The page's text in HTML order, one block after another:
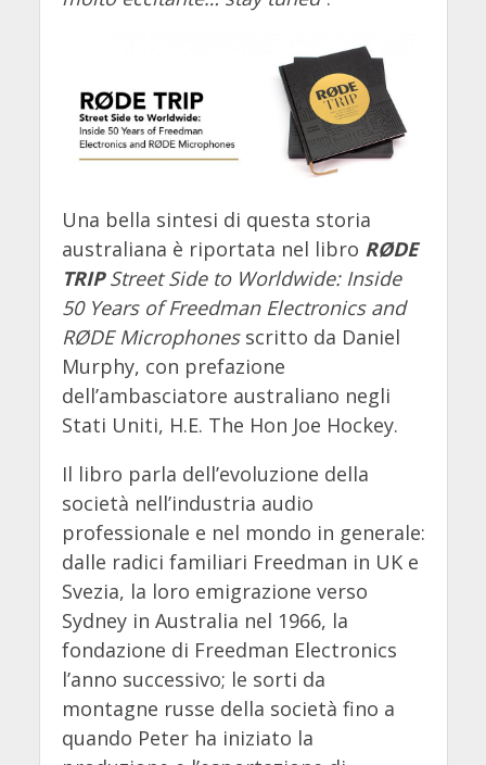
Una bella sintesi di questa storia
australiana è riportata nel libro RØDE
TRIPStreet Side to Worldwide: Inside
50 Years of Freedman Electronics and
RØDE Microphones scritto da Daniel
Murphy, con prefazione
dell’ambasciatore australiano negli
Stati Uniti, H.E. The Hon Joe Hockey.
Il libro parla dell’evoluzione della
società nell’industria audio
professionale e nel mondo in generale:
dalle radici familiari Freedman in UK e
Svezia, la loro emigrazione verso
Sydney in Australia nel 1966, la
fondazione di Freedman Electronics
l’anno successivo; le sorti da
montagne russe della società fino a
quando Peter ha iniziato la